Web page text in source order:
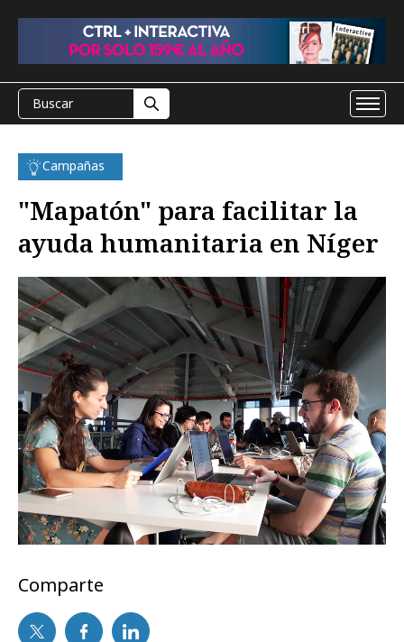
Campañas
"Mapatón" para facilitar la
ayuda humanitaria en Níger
Comparte